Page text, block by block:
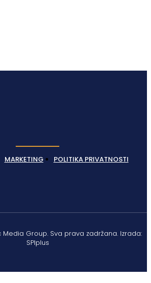
MARKETING POLITIKA PRIVATNOSTI
Group. Sva prava zadržana. Izrada:
SPIplus